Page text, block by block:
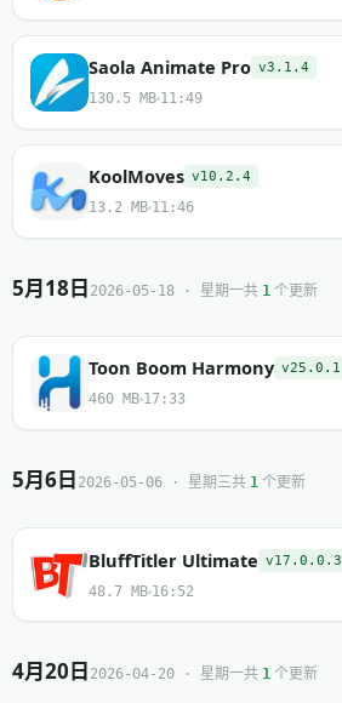
Saola Animate Pro v3.1.4
130.5 MB 11:49
KoolMoves v10.2.4
13.2 MB 11:46
5月18日 2026-05-18 · 星期一共 1 个更新
Toon Boom Harmony v25.0.1
460 MB 17:33
5月6日 2026-05-06 · 星期三共 1 个更新
BluffTitler Ultimate v17.0.0.3
48.7 MB 16:52
4月20日 2026-04-20 · 星期一共 1 个更新